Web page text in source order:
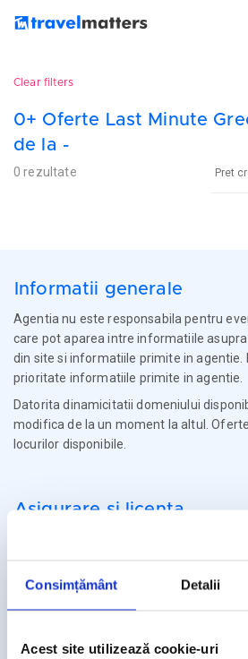
Consimțământ Detalii
Acest site utilizează cookie-uri
Clear filters
0+ Oferte Last Minute
de la -
0 rezultate
Informatii generale
Agentia nu este responsabila pentru
care pot aparea intre informatiile
din site si informatiile primite in agentie.
prioritate informatiile primite in agentie.
Datorita dinamicitatii domeniului
modifica de la un moment la altul.
locurilor disponibile.
Asigurare si licenta
Agentia Travel Matters functioneaza
Agentia Travel Matters este asigurata la
Licenta de turism Asigurare